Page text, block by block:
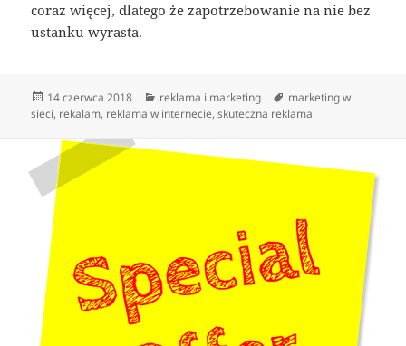
coraz więcej, dlatego że zapotrzebowanie na nie bez
ustanku wyrasta.
Data
publikacji
14 czerwca 2018 Kategorie
reklama i marketing Tagi
marketing w
sieci, rekalam, reklama w internecie,skuteczna reklama